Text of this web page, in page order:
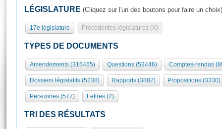
Présidence
577 députés
Groupes politiques
Élections législatives
Séance publique
Commissions et autres organes
Europe et International
Contrôle et évaluation
Congrès
Pétitions
Rôle et pouvoirs de l'Assemblée
Organisation de l'Assemblée
Présidence Conférence des Présidents Bureau Collège des
Statistiques et chiffres clés
Visiter l'Assemblée
Visite virtuelle du palais Bourbon
Assister à une séance
Accès des chercheurs à l’Assemblée
Les évènements
LÉGISLATURE (Cliquez sur l'un des boutons pour faire un choix)
17e législature Précédentes législatures (X)
TYPES DE DOCUMENTS
Amendements (316465) Questions (53446) Comptes-rendus
Dossiers législatifs (5238) Rapports (3882) Propositions (3330)
Personnes (577) Lettres (2)
TRI DES RÉSULTATS